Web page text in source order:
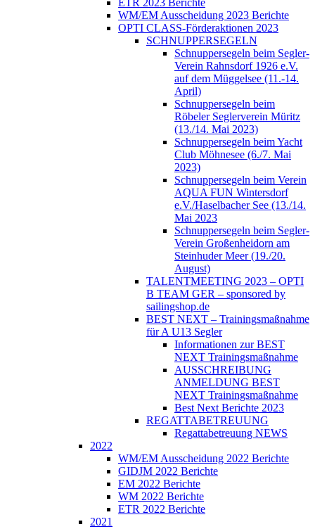
ETR 2023 Berichte
WM/EM Ausscheidung 2023 Berichte
OPTI CLASS-Förderaktionen 2023
SCHNUPPERSEGELN
Schnuppersegeln beim Segler-
Verein Rahnsdorf 1926 e.V.
auf dem Müggelsee (11.-14.
April)
Schnuppersegeln beim
Röbeler Seglerverein Müritz
(13./14. Mai 2023)
Schnuppersegeln beim Yacht
Club Möhnesee (6./7. Mai
2023)
Schnuppersegeln beim Verein
AQUA FUN Wintersdorf
e.V./Haselbacher See (13./14.
Mai 2023
Schnuppersegeln beim Segler-
Verein Großenheidorn am
Steinhuder Meer (19./20.
August)
TALENTMEETING 2023 – OPTI
B TEAM GER – sponsored by
sailingshop.de
BEST NEXT – Trainingsmaßnahme
für A U13 Segler
Informationen zur BEST
NEXT Trainingsmaßnahme
AUSSCHREIBUNG
ANMELDUNG BEST
NEXT Trainingsmaßnahme
Best Next Berichte 2023
REGATTABETREUUNG
Regattabetreuung NEWS
2022
WM/EM Ausscheidung 2022 Berichte
GIDJM 2022 Berichte
EM 2022 Berichte
WM 2022 Berichte
ETR 2022 Berichte
2021